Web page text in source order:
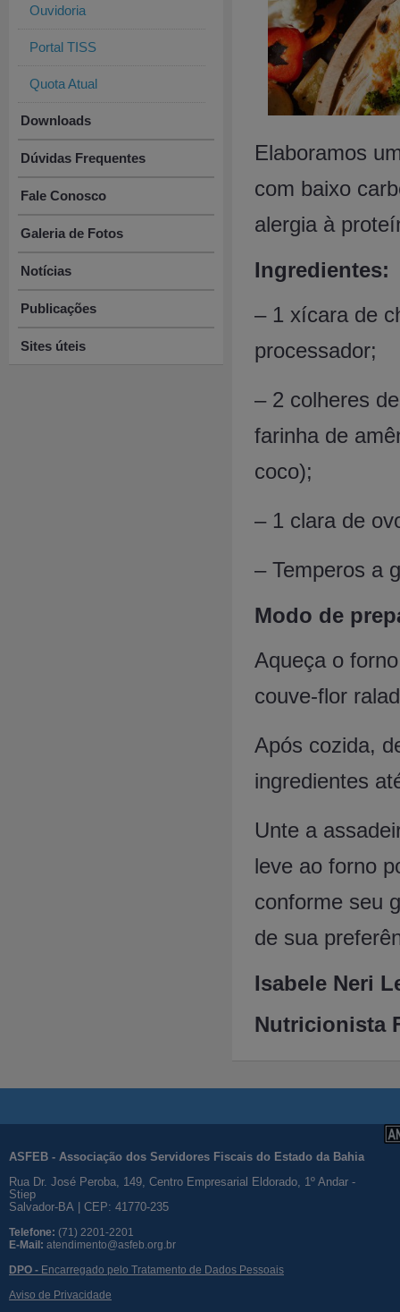
Ouvidoria
Portal TISS
Quota Atual
Downloads
Dúvidas Frequentes
Fale Conosco
Galeria de Fotos
Notícias
Publicações
Sites úteis
Elaboramos
com baixo
alergia à
Ingredientes:
– 1 xícara de
processador;
– 2 colheres
farinha de
coco);
– 1 clara de
– Temperos a
Modo de
Aqueça o
couve-flor
Após cozida,
ingredientes
Unte a
leve ao forno
conforme seu
de sua
Isabele
Nutricionista
ASFEB - Associação dos Servidores Fiscais do Estado da Bahia
Rua Dr. José Peroba, 149, Centro Empresarial Eldorado, 1º Andar -
Stiep
Salvador-BA | CEP: 41770-235
Telefone: (71) 2201-2201
E-Mail: atendimento@asfeb.org.br
DPO - Encarregado pelo Tratamento de Dados Pessoais
Aviso de Privacidade